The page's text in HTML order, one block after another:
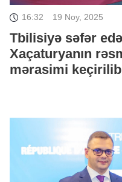
16:32 19 Noy, 2025
Tbilisiyə səfər
Xaçaturyanın
mərasimi keçirilib